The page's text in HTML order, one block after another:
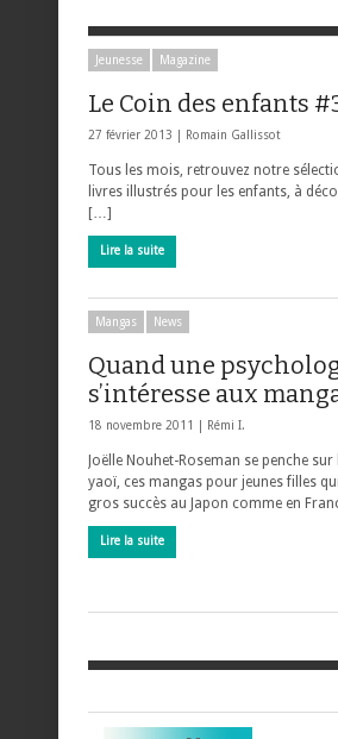
Jeunesse Magazine
Le Coin des enfants
27 février 2013 | Romain Gallissot
Tous les mois, retrouvez notre
livres illustrés pour les enfants, à
[…]
Lire la suite
Mangas News
Quand une
s’intéresse aux
18 novembre 2011 | Rémi I.
Joëlle Nouhet-Roseman se penche
yaoï, ces mangas pour jeunes filles
gros succès au Japon comme en
Lire la suite